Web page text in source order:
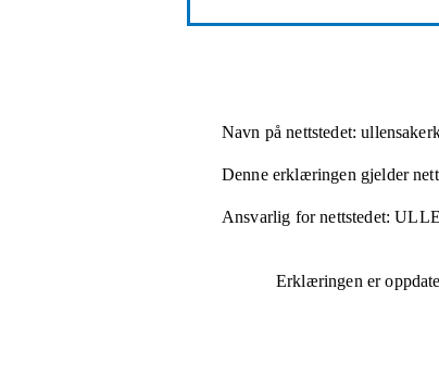
Navn på nettstedet:
Denne erklæringen gjelder
Ansvarlig for nettstedet:
Erklæringen er